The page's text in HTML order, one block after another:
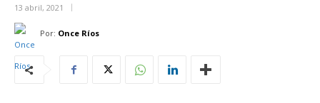
13 abril, 2021
Por: Once Ríos